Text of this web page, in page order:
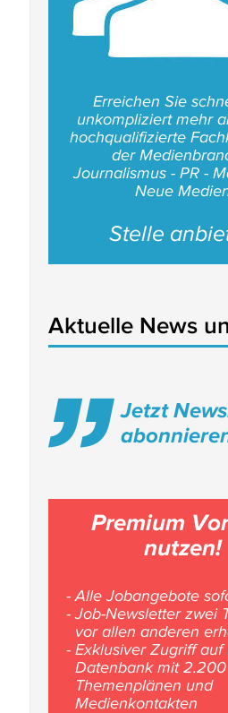
Erreichen Sie
unkompliziert mehr
hochqualifizierte
der
Journalismus - PR -
Neue
Stelle
Aktuelle News
Jetzt
Premium
nutzen!
- Alle Jobangebote
- Job-Newsletter zwei
vor allen anderen
- Exklusiver Zugriff auf
Datenbank mit 2.200
Themenplänen und
Medienkontakten